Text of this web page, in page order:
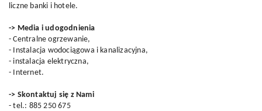
liczne banki i hotele.
-> Media i udogodnienia
- Centralne ogrzewanie,
- Instalacja wodociągowa i kanalizacyjna,
- instalacja elektryczna,
- Internet.
-> Skontaktuj się z Nami
- tel.: 885 250 675